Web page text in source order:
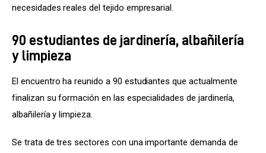
necesidades reales del tejido empresarial.
90 estudiantes de jardinería, albañilería
y limpieza
El encuentro ha reunido a 90 estudiantes que actualmente
finalizan su formación en las especialidades de jardinería,
albañilería y limpieza.
Se trata de tres sectores con una importante demanda de